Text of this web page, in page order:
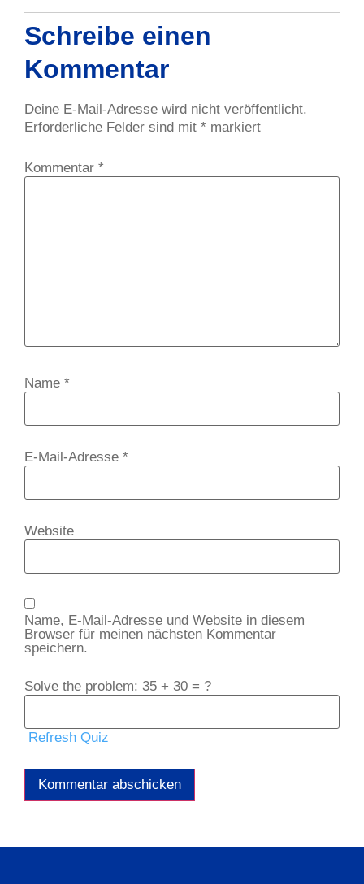
Schreibe einen
Kommentar
Deine E-Mail-Adresse wird nicht veröffentlicht.
Erforderliche Felder sind mit * markiert
Kommentar *
Name *
E-Mail-Adresse *
Website
Name, E-Mail-Adresse und Website in diesem
Browser für meinen nächsten Kommentar
speichern.
Solve the problem: 35 + 30 = ?
Refresh Quiz